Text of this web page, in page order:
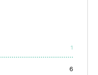
1
6